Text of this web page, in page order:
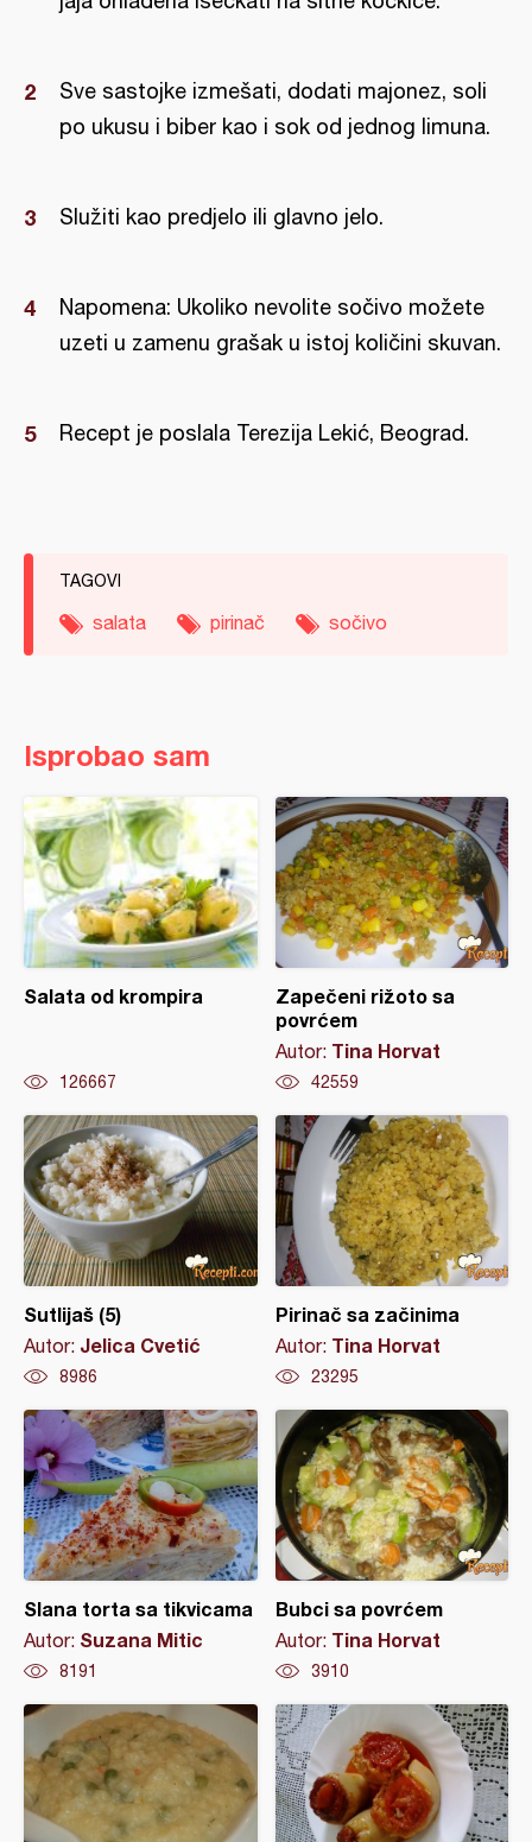
Sve sastojke izmešati, dodati majonez, soli
po ukusu i biber kao i sok od jednog limuna.
Služiti kao predjelo ili glavno jelo.
Napomena: Ukoliko nevolite sočivo možete
uzeti u zamenu grašak u istoj količini skuvan.
Recept je poslala Terezija Lekić, Beograd.
TAGOVI
salata pirinač sočivo
Isprobao sam
Salata od krompira
126667
Zapečeni rižoto sa
povrćem
Autor: Tina Horvat
42559
Sutlijaš (5)
Autor: Jelica Cvetić
8986
Pirinač sa začinima
Autor: Tina Horvat
23295
Slana torta sa tikvicama
Autor: Suzana Mitic
8191
Bubci sa povrćem
Autor: Tina Horvat
3910